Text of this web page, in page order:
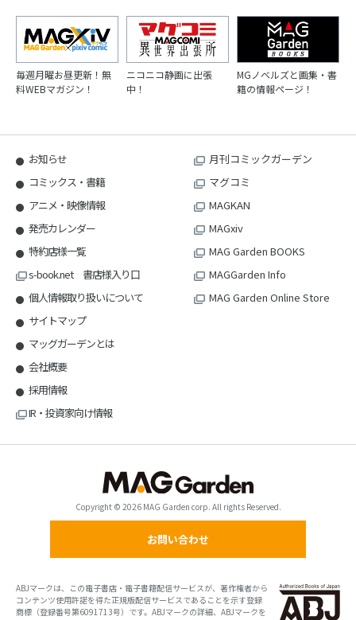
毎週月曜お昼更新！無
料WEBマガジン！
ニコニコ静画に出張
中！
MGノベルズと画集・書
籍の情報ページ！
お知らせ
コミックス・書籍
アニメ・映像情報
発売カレンダー
特約店様一覧
s-book.net 書店様入り口
個人情報取り扱いについて
サイトマップ
マッグガーデンとは
会社概要
採用情報
IR・投資家向け情報
月刊コミックガーデン
マグコミ
MAGKAN
MAGxiv
MAG Garden BOOKS
MAGGarden Info
MAG Garden Online Store
Copyright © 2026 MAG Garden corp. All rights Reserved.
お問い合わせ
ABJマークは、この電子書店・電子書籍配信サービスが、著作権者から
コンテンツ使用許諾を得た正規版配信サービスであることを示す登録
商標（登録番号第6091713号）です。ABJマークの詳細、ABJマークを